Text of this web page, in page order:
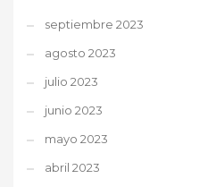
septiembre 2023
agosto 2023
julio 2023
junio 2023
mayo 2023
abril 2023